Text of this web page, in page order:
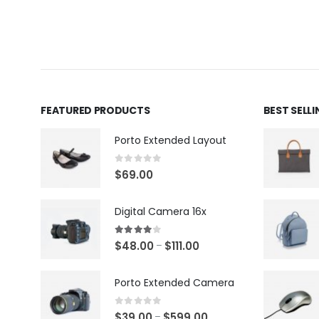
FEATURED PRODUCTS
Porto Extended Layout
0 out of 5
$69.00
Digital Camera 16x
4.00 out of 5
$48.00 – $111.00
Porto Extended Camera
0 out of 5
BEST